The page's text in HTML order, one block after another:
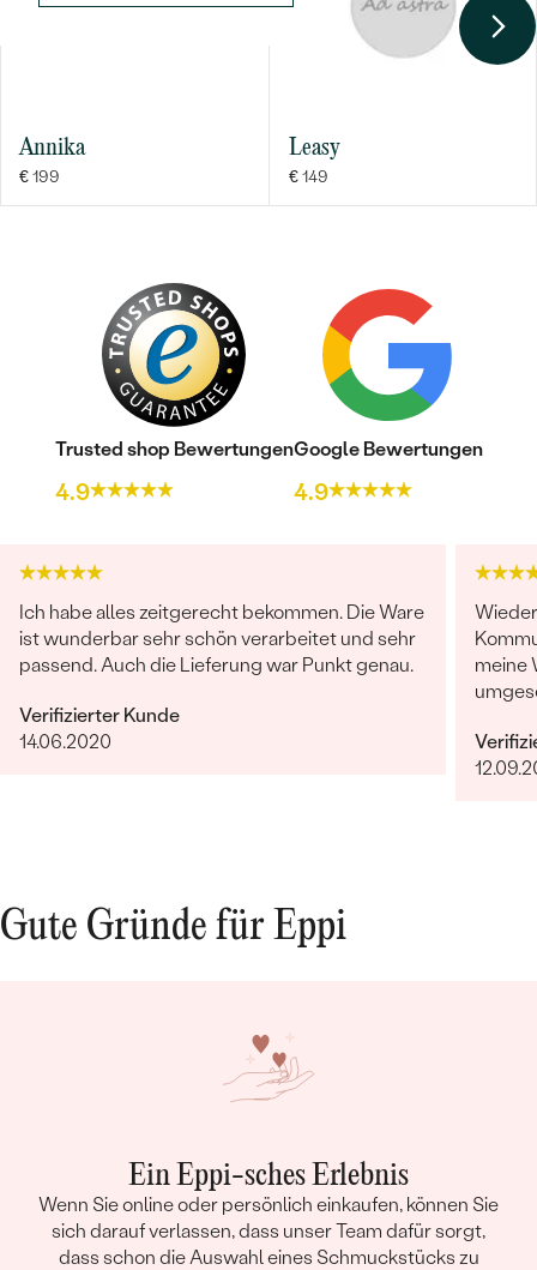
Annika
€ 199
Leasy
€ 149
Trusted shop Bewertungen
4.9
Google Bewertungen
4.9
Ich habe alles zeitgerecht bekommen. Die Ware
ist wunderbar sehr schön verarbeitet und sehr
passend. Auch die Lieferung war Punkt genau.
Verifizierter Kunde
14.06.2020
meine
ist
Gute Gründe für Eppi
Ein Eppi-sches Erlebnis
Wenn Sie online oder persönlich einkaufen, können Sie
sich darauf verlassen, dass unser Team dafür sorgt,
dass schon die Auswahl eines Schmuckstücks zu